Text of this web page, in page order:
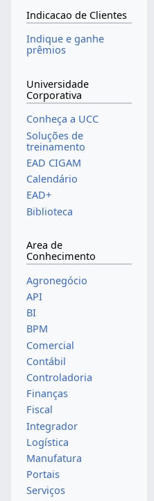
Indicacao de Clientes
Indique e ganhe
prêmios
Universidade
Corporativa
Conheça a UCC
Soluções de
treinamento
EAD CIGAM
Calendário
EAD+
Biblioteca
Area de
Conhecimento
Agronegócio
API
BI
BPM
Comercial
Contábil
Controladoria
Finanças
Fiscal
Integrador
Logística
Manufatura
Portais
Serviços